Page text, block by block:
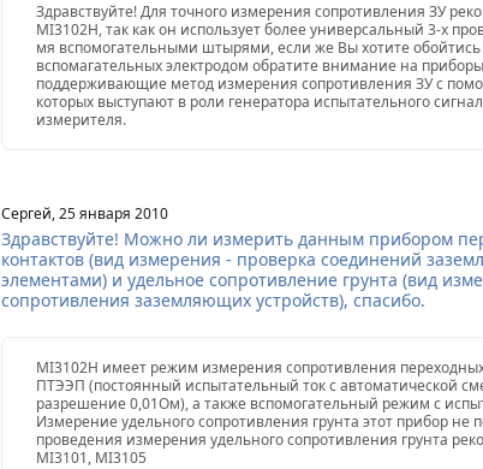
Здравствуйте! Для точного измерения сопротивления ЗУ
MI3102H, так как он использует более универсальный 3-х
мя вспомогательными штырями, если же Вы хотите обойтись
вспомагательных электродом обратите внимание на
поддерживающие метод измерения сопротивления ЗУ с
которых выступают в роли генератора испытательного
измерителя.
Сергей, 25 января 2010
Здравствуйте! Можно ли измерить данным прибором
контактов (вид измерения - проверка соединений
элементами) и удельное сопротивление грунта (вид
сопротивления заземляющих устройств), спасибо.
MI3102Н имеет режим измерения сопротивления
ПТЭЭП (постоянный испытательный ток с автоматической
разрешение 0,01Ом), а также вспомогательный режим с
Измерение удельного сопротивления грунта этот прибор не
проведения измерения удельного сопротивления грунта
MI3101, MI3105